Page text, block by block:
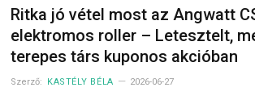
Ritka jó vétel most az Angwatt
elektromos roller – Letesztelt,
terepes társ kuponos akcióban
Szerző: KASTÉLY BÉLA 2026-06-27